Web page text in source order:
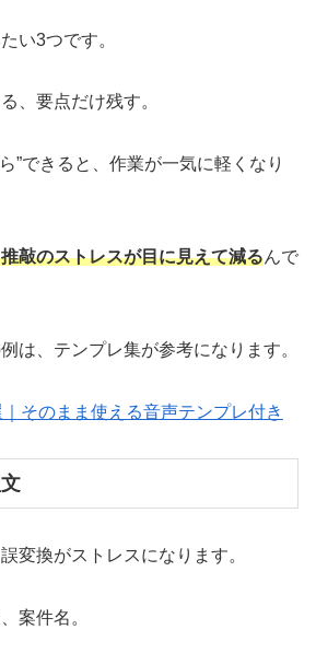
い3つです。
、要点だけ残す。
”できると、作業が一気に軽くなり
敲のストレスが目に見えて減るんで
は、テンプレ集が参考になります。
そのまま使える音声テンプレ付き
変換がストレスになります。
案件名。